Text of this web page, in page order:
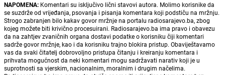
NAPOMENA: Komentari su isključivo lični stavovi autora. Molimo korisnike da
se suzdrže od vrijeđanja, psovanja i pisanja komentara koji podstiču na mržnju.
Strogo zabranjen bilo kakav govor mržnje na portalu radiosarajevo.ba, zbog
kojeg možete biti krivično procesuirani. Radiosarajevo.ba ima pravo i obavezu
da na zahtjev zvaničnih organa dostavi podatke o korisniku čiji komentari
sadrže govor mržnje, kao i da korisniku trajno blokira pristup. Obaviještavamo
vas da svaki čitatelj dobrovoljno pristupa čitanju i kreiranju komentara i
prihvata mogućnost da neki komentari mogu sadržavati narativ koji je u
suprotnosti sa vjerskim, nacionalnim, moralnim i drugim načelima.